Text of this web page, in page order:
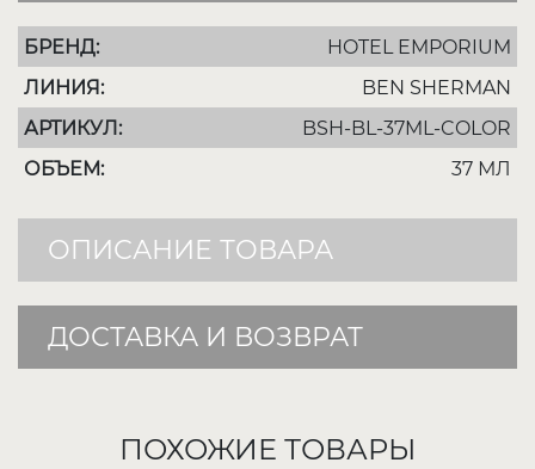
БРЕНД:
HOTEL EMPORIUM
ЛИНИЯ:
BEN SHERMAN
АРТИКУЛ:
BSH-BL-37ML-COLOR
ОБЪЕМ:
37 МЛ
ОПИСАНИЕ ТОВАРА
ДОСТАВКА И ВОЗВРАТ
ПОХОЖИЕ ТОВАРЫ